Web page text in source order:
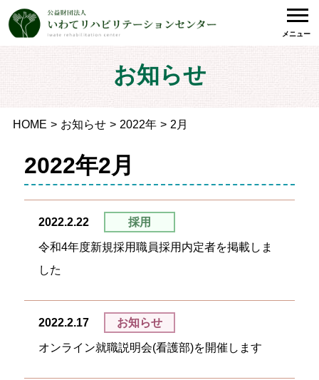
メニュー
お知らせ
HOME お知らせ 2022年 2月
2022年2月
2022.2.22 採用
令和4年度新規採用職員採用内定者を掲載しま
した
2022.2.17 お知らせ
オンライン就職説明会(看護部)を開催します